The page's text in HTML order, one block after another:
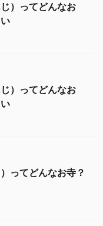
）ってどんなお
）ってどんなお
ってどんなお寺？